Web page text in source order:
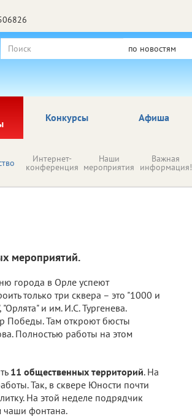
по новостям
Афиша
Конкурсы
Интернет-
конференция
Наши
мероприятия
Важная
информация!
мероприятий.
города в Орле успеют
только три сквера – это "1000 и
"Орлята" и им. И.С. Тургенева.
Победы. Там откроют бюсты
Полностью работы на этом
11 общественных территорий. На
Так, в сквере Юности почти
На этой неделе подрядчик
чаши фонтана.